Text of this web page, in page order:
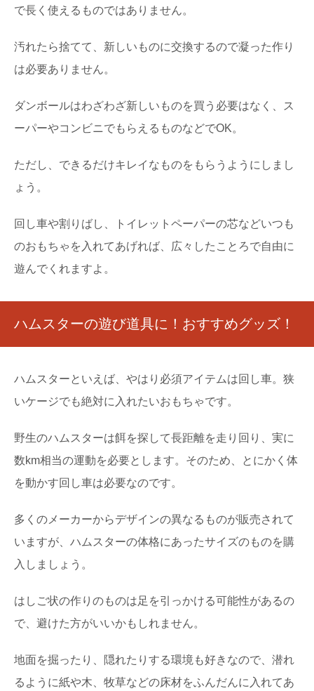
で長く使えるものではありません。
汚れたら捨てて、新しいものに交換するので凝った作り
は必要ありません。
ダンボールはわざわざ新しいものを買う必要はなく、ス
ーパーやコンビニでもらえるものなどでOK。
ただし、できるだけキレイなものをもらうようにしまし
ょう。
回し車や割りばし、トイレットペーパーの芯などいつも
のおもちゃを入れてあげれば、広々したことろで自由に
遊んでくれますよ。
ハムスターの遊び道具に！おすすめグッズ！
ハムスターといえば、やはり必須アイテムは回し車。狭
いケージでも絶対に入れたいおもちゃです。
野生のハムスターは餌を探して長距離を走り回り、実に
数km相当の運動を必要とします。そのため、とにかく体
を動かす回し車は必要なのです。
多くのメーカーからデザインの異なるものが販売されて
いますが、ハムスターの体格にあったサイズのものを購
入しましょう。
はしご状の作りのものは足を引っかける可能性があるの
で、避けた方がいいかもしれません。
地面を掘ったり、隠れたりする環境も好きなので、潜れ
るように紙や木、牧草などの床材をふんだんに入れてあ